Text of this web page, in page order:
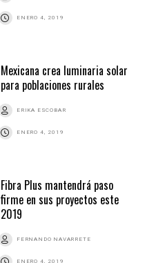
ENERO 4, 2019
Mexicana crea luminaria solar
para poblaciones rurales
ERIKA ESCOBAR
ENERO 4, 2019
Fibra Plus mantendrá paso
firme en sus proyectos este
2019
FERNANDO NAVARRETE
ENERO 4, 2019